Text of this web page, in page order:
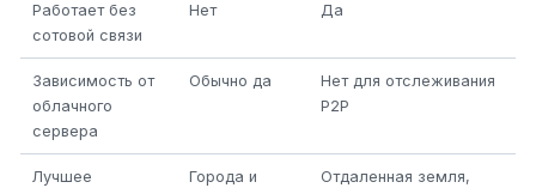
Работает без
сотовой связи
Нет Да
Зависимость от
облачного
сервера
Обычно да
Нет для отслеживания
P2P
Лучшее
Города и
Отдаленная земля,